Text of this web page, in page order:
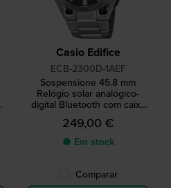
Casio Edifice
ECB-2300D-1AEF
Sospensione 45.8 mm
Relógio solar analógico-
digital Bluetooth com caixa
em carbono
249,00 €
● Em stock
Comparar